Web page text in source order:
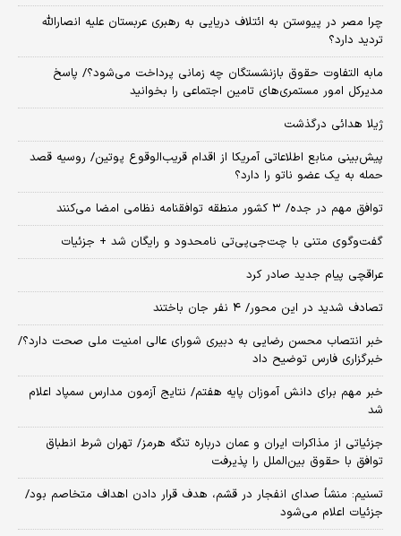
چرا مصر در پیوستن به ائتلاف دریایی به رهبری عربستان علیه انصارالله
تردید دارد؟
مابه التفاوت حقوق بازنشستگان چه زمانی پرداخت می‌شود؟/ پاسخ
مدیرکل امور مستمری‌های تامین اجتماعی را بخوانید
ژیلا هدائی درگذشت
پیش‌بینی منابع اطلاعاتی آمریکا از اقدام قریب‌الوقوع پوتین/ روسیه قصد
حمله به یک عضو ناتو را دارد؟
توافق مهم در جده/ ۳ کشور منطقه توافقنامه نظامی امضا می‌کنند
گفت‌وگوی متنی با چت‌جی‌پی‌تی نامحدود و رایگان شد + جزئیات
عراقچی پیام جدید صادر کرد
تصادف شدید در این محور/ ۴ نفر جان باختند
خبر انتصاب محسن رضایی به دبیری شورای عالی امنیت ملی صحت دارد؟/
خبرگزاری فارس توضیح داد
خبر مهم برای دانش آموزان پایه هفتم/ نتایج آزمون مدارس سمپاد اعلام
شد
جزئیاتی از مذاکرات ایران و عمان درباره تنگه هرمز/ تهران شرط انطباق
توافق با حقوق بین‌الملل را پذیرفت
تسنیم: منشأ صدای انفجار در قشم، هدف قرار دادن اهداف متخاصم بود/
جزئیات اعلام می‌شود